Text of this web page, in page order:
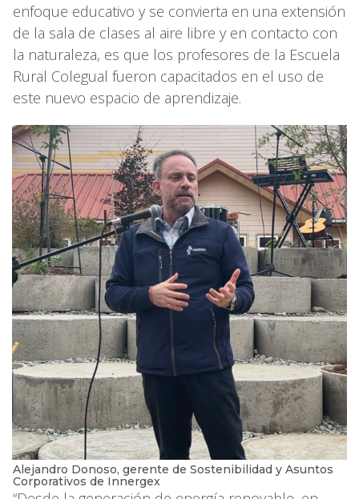
enfoque educativo y se convierta en una extensión
de la sala de clases al aire libre y en contacto con
la naturaleza, es que los profesores de la Escuela
Rural Colegual fueron capacitados en el uso de
este nuevo espacio de aprendizaje.
Alejandro Donoso, gerente de Sostenibilidad y Asuntos
Corporativos de Innergex